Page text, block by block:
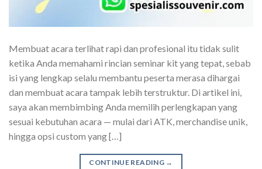
Membuat acara terlihat rapi dan profesional itu tidak sulit
ketika Anda memahami rincian seminar kit yang tepat, sebab
isi yang lengkap selalu membantu peserta merasa dihargai
dan membuat acara tampak lebih terstruktur. Di artikel ini,
saya akan membimbing Anda memilih perlengkapan yang
sesuai kebutuhan acara — mulai dari ATK, merchandise unik,
hingga opsi custom yang […]
CONTINUE READING →